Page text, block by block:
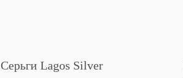
Серьги Lagos Silver